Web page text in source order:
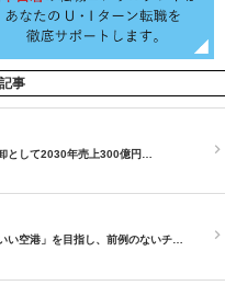
事
として2030年売上300億円…
い空港」を目指し、前例のないチ…